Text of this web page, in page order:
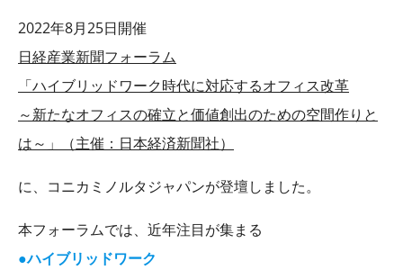
2022年8月25日開催
日経産業新聞フォーラム
「ハイブリッドワーク時代に対応するオフィス改革
～新たなオフィスの確立と価値創出のための空間作りと
は～」（主催：日本経済新聞社）
に、コニカミノルタジャパンが登壇しました。
本フォーラムでは、近年注目が集まる
●ハイブリッドワーク